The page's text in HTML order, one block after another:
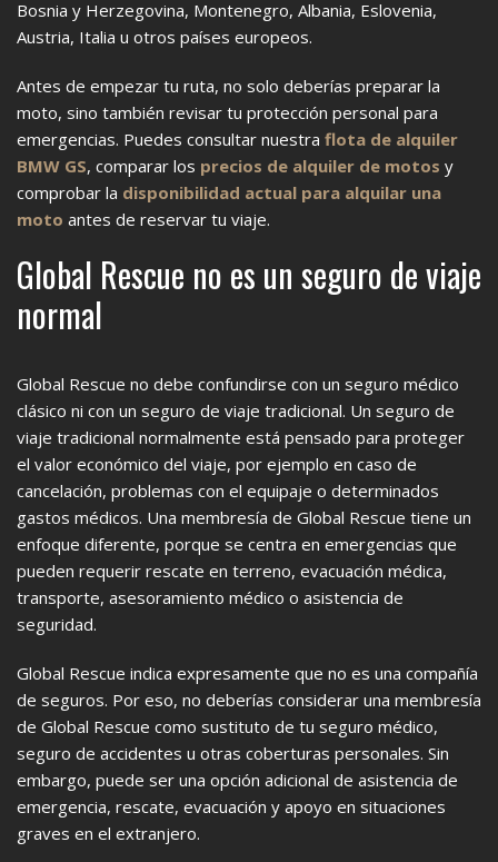
Bosnia y Herzegovina, Montenegro, Albania, Eslovenia,
Austria, Italia u otros países europeos.
Antes de empezar tu ruta, no solo deberías preparar la
moto, sino también revisar tu protección personal para
emergencias. Puedes consultar nuestra flota de alquiler
BMW GS, comparar los precios de alquiler de motos y
comprobar la disponibilidad actual para alquilar una
moto antes de reservar tu viaje.
Global Rescue no es un seguro de viaje
normal
Global Rescue no debe confundirse con un seguro médico
clásico ni con un seguro de viaje tradicional. Un seguro de
viaje tradicional normalmente está pensado para proteger
el valor económico del viaje, por ejemplo en caso de
cancelación, problemas con el equipaje o determinados
gastos médicos. Una membresía de Global Rescue tiene un
enfoque diferente, porque se centra en emergencias que
pueden requerir rescate en terreno, evacuación médica,
transporte, asesoramiento médico o asistencia de
seguridad.
Global Rescue indica expresamente que no es una compañía
de seguros. Por eso, no deberías considerar una membresía
de Global Rescue como sustituto de tu seguro médico,
seguro de accidentes u otras coberturas personales. Sin
embargo, puede ser una opción adicional de asistencia de
emergencia, rescate, evacuación y apoyo en situaciones
graves en el extranjero.